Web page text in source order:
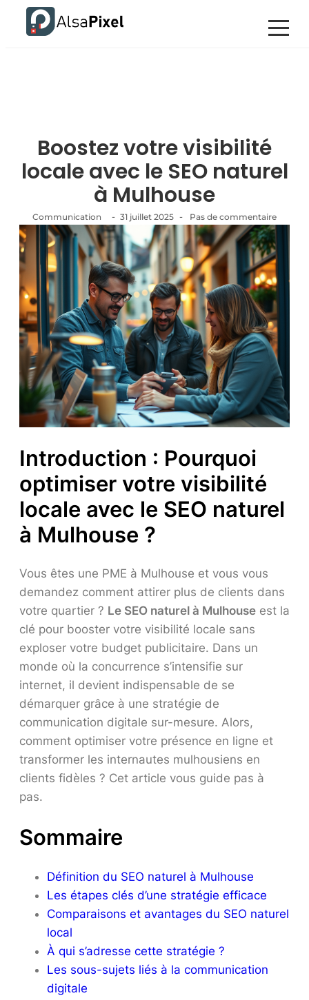
Boostez votre visibilité
locale avec le SEO naturel
à Mulhouse
Communication - 31 juillet 2025 - Pas de commentaire
Introduction : Pourquoi
optimiser votre visibilité
locale avec le SEO naturel
à Mulhouse ?
Vous êtes une PME à Mulhouse et vous vous
demandez comment attirer plus de clients dans
votre quartier ? Le SEO naturel à Mulhouse est la
clé pour booster votre visibilité locale sans
exploser votre budget publicitaire. Dans un
monde où la concurrence s’intensifie sur
internet, il devient indispensable de se
démarquer grâce à une stratégie de
communication digitale sur-mesure. Alors,
comment optimiser votre présence en ligne et
transformer les internautes mulhousiens en
clients fidèles ? Cet article vous guide pas à
pas.
Sommaire
Définition du SEO naturel à Mulhouse
Les étapes clés d’une stratégie efficace
Comparaisons et avantages du SEO naturel
local
À qui s’adresse cette stratégie ?
Les sous-sujets liés à la communication
digitale